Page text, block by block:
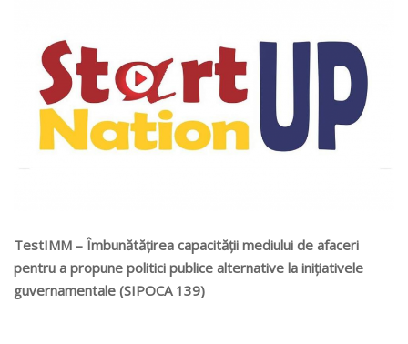
TestIMM – Îmbunătățirea capacității mediului de afaceri
pentru a propune politici publice alternative la inițiativele
guvernamentale (SIPOCA 139)